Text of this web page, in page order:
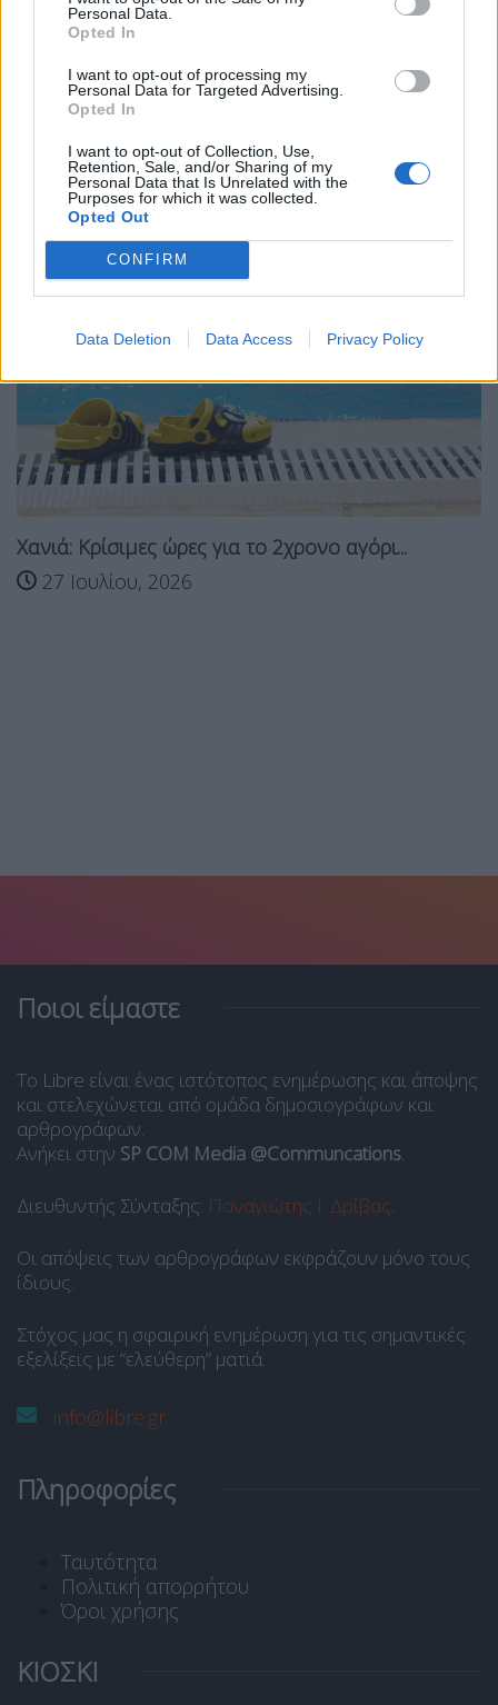
Personal Data.
Opted In
I want to opt-out of processing my
Personal Data for Targeted Advertising.
Opted In
I want to opt-out of Collection, Use,
Retention, Sale, and/or Sharing of my
Personal Data that Is Unrelated with the
Purposes for which it was collected.
Opted Out
CONFIRM
Data Deletion Data Access Privacy Policy
Email
Tags: ΖΑΚΥΝΘΟΣ ΜΕΘ
χρυσοστομος
Σχετικά Άρθρα
Χανιά: Κρίσιμες ώρες για το 2χρονο αγόρι...
27 Ιουλίου, 2026
Ποιοι είμαστε
Το Libre είναι ένας ιστότοπος ενημέρωσης και άποψης
και στελεχώνεται από ομάδα δημοσιογράφων και
αρθρογράφων.
Ανήκει στην SP COM Media @Communcations.
Διευθυντής Σύνταξης: Παναγιώτης Ι. Δρίβας.
Οι απόψεις των αρθρογράφων εκφράζουν μόνο τους
ίδιους.
Στόχος μας η σφαιρική ενημέρωση για τις σημαντικές
εξελίξεις με “ελεύθερη” ματιά.
info@libre.gr
Πληροφορίες
Ταυτότητα
Πολιτική απορρήτου
Όροι χρήσης
ΚΙΟΣΚΙ